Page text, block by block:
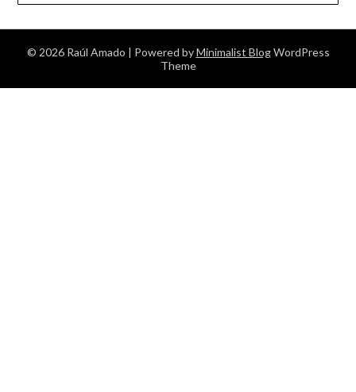
© 2026 Raúl Amado | Powered byMinimalist BlogWordPress
Theme